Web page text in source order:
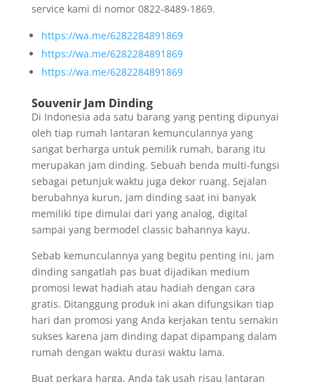
service kami di nomor 0822-8489-1869.
https://wa.me/6282284891869
https://wa.me/6282284891869
https://wa.me/6282284891869
Souvenir Jam Dinding
Di Indonesia ada satu barang yang penting dipunyai
oleh tiap rumah lantaran kemunculannya yang
sangat berharga untuk pemilik rumah, barang itu
merupakan jam dinding. Sebuah benda multi-fungsi
sebagai petunjuk waktu juga dekor ruang. Sejalan
berubahnya kurun, jam dinding saat ini banyak
memiliki tipe dimulai dari yang analog, digital
sampai yang bermodel classic bahannya kayu.
Sebab kemunculannya yang begitu penting ini, jam
dinding sangatlah pas buat dijadikan medium
promosi lewat hadiah atau hadiah dengan cara
gratis. Ditanggung produk ini akan difungsikan tiap
hari dan promosi yang Anda kerjakan tentu semakin
sukses karena jam dinding dapat dipampang dalam
rumah dengan waktu durasi waktu lama.
Buat perkara harga, Anda tak usah risau lantaran